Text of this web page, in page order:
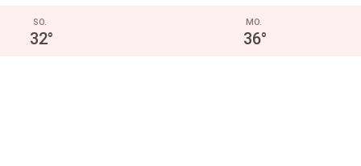
SO.
32°
MO.
36°